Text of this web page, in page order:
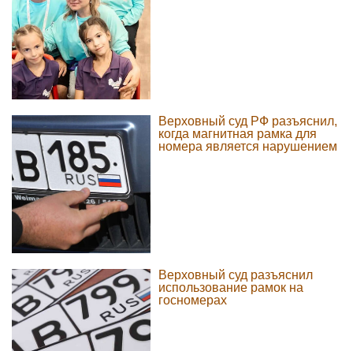
Верховный суд РФ разъяснил,
когда магнитная рамка для
номера является нарушением
Верховный суд разъяснил
использование рамок на
госномерах